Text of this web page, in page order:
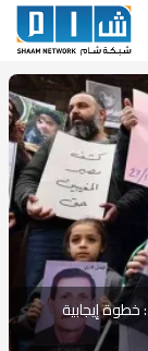
إيجابية